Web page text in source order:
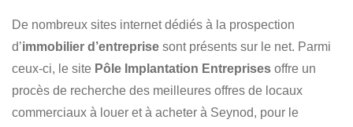
De nombreux sites internet dédiés à la prospection
d’immobilier d’entreprise sont présents sur le net. Parmi
ceux-ci, le site Pôle Implantation Entreprises offre un
procès de recherche des meilleures offres de locaux
commerciaux à louer et à acheter à Seynod, pour le